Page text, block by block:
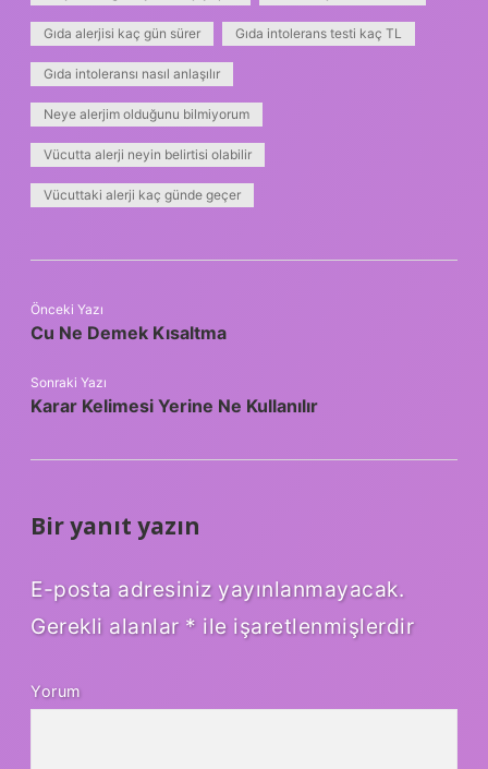
Gıda alerjisi kaç gün sürer Gıda intolerans testi kaç TL
Gıda intoleransı nasıl anlaşılır
Neye alerjim olduğunu bilmiyorum
Vücutta alerji neyin belirtisi olabilir
Vücuttaki alerji kaç günde geçer
Önceki Yazı
Cu Ne Demek Kısaltma
Sonraki Yazı
Karar Kelimesi Yerine Ne Kullanılır
Bir yanıt yazın
E-posta adresiniz yayınlanmayacak.
Gerekli alanlar * ile işaretlenmişlerdir
Yorum